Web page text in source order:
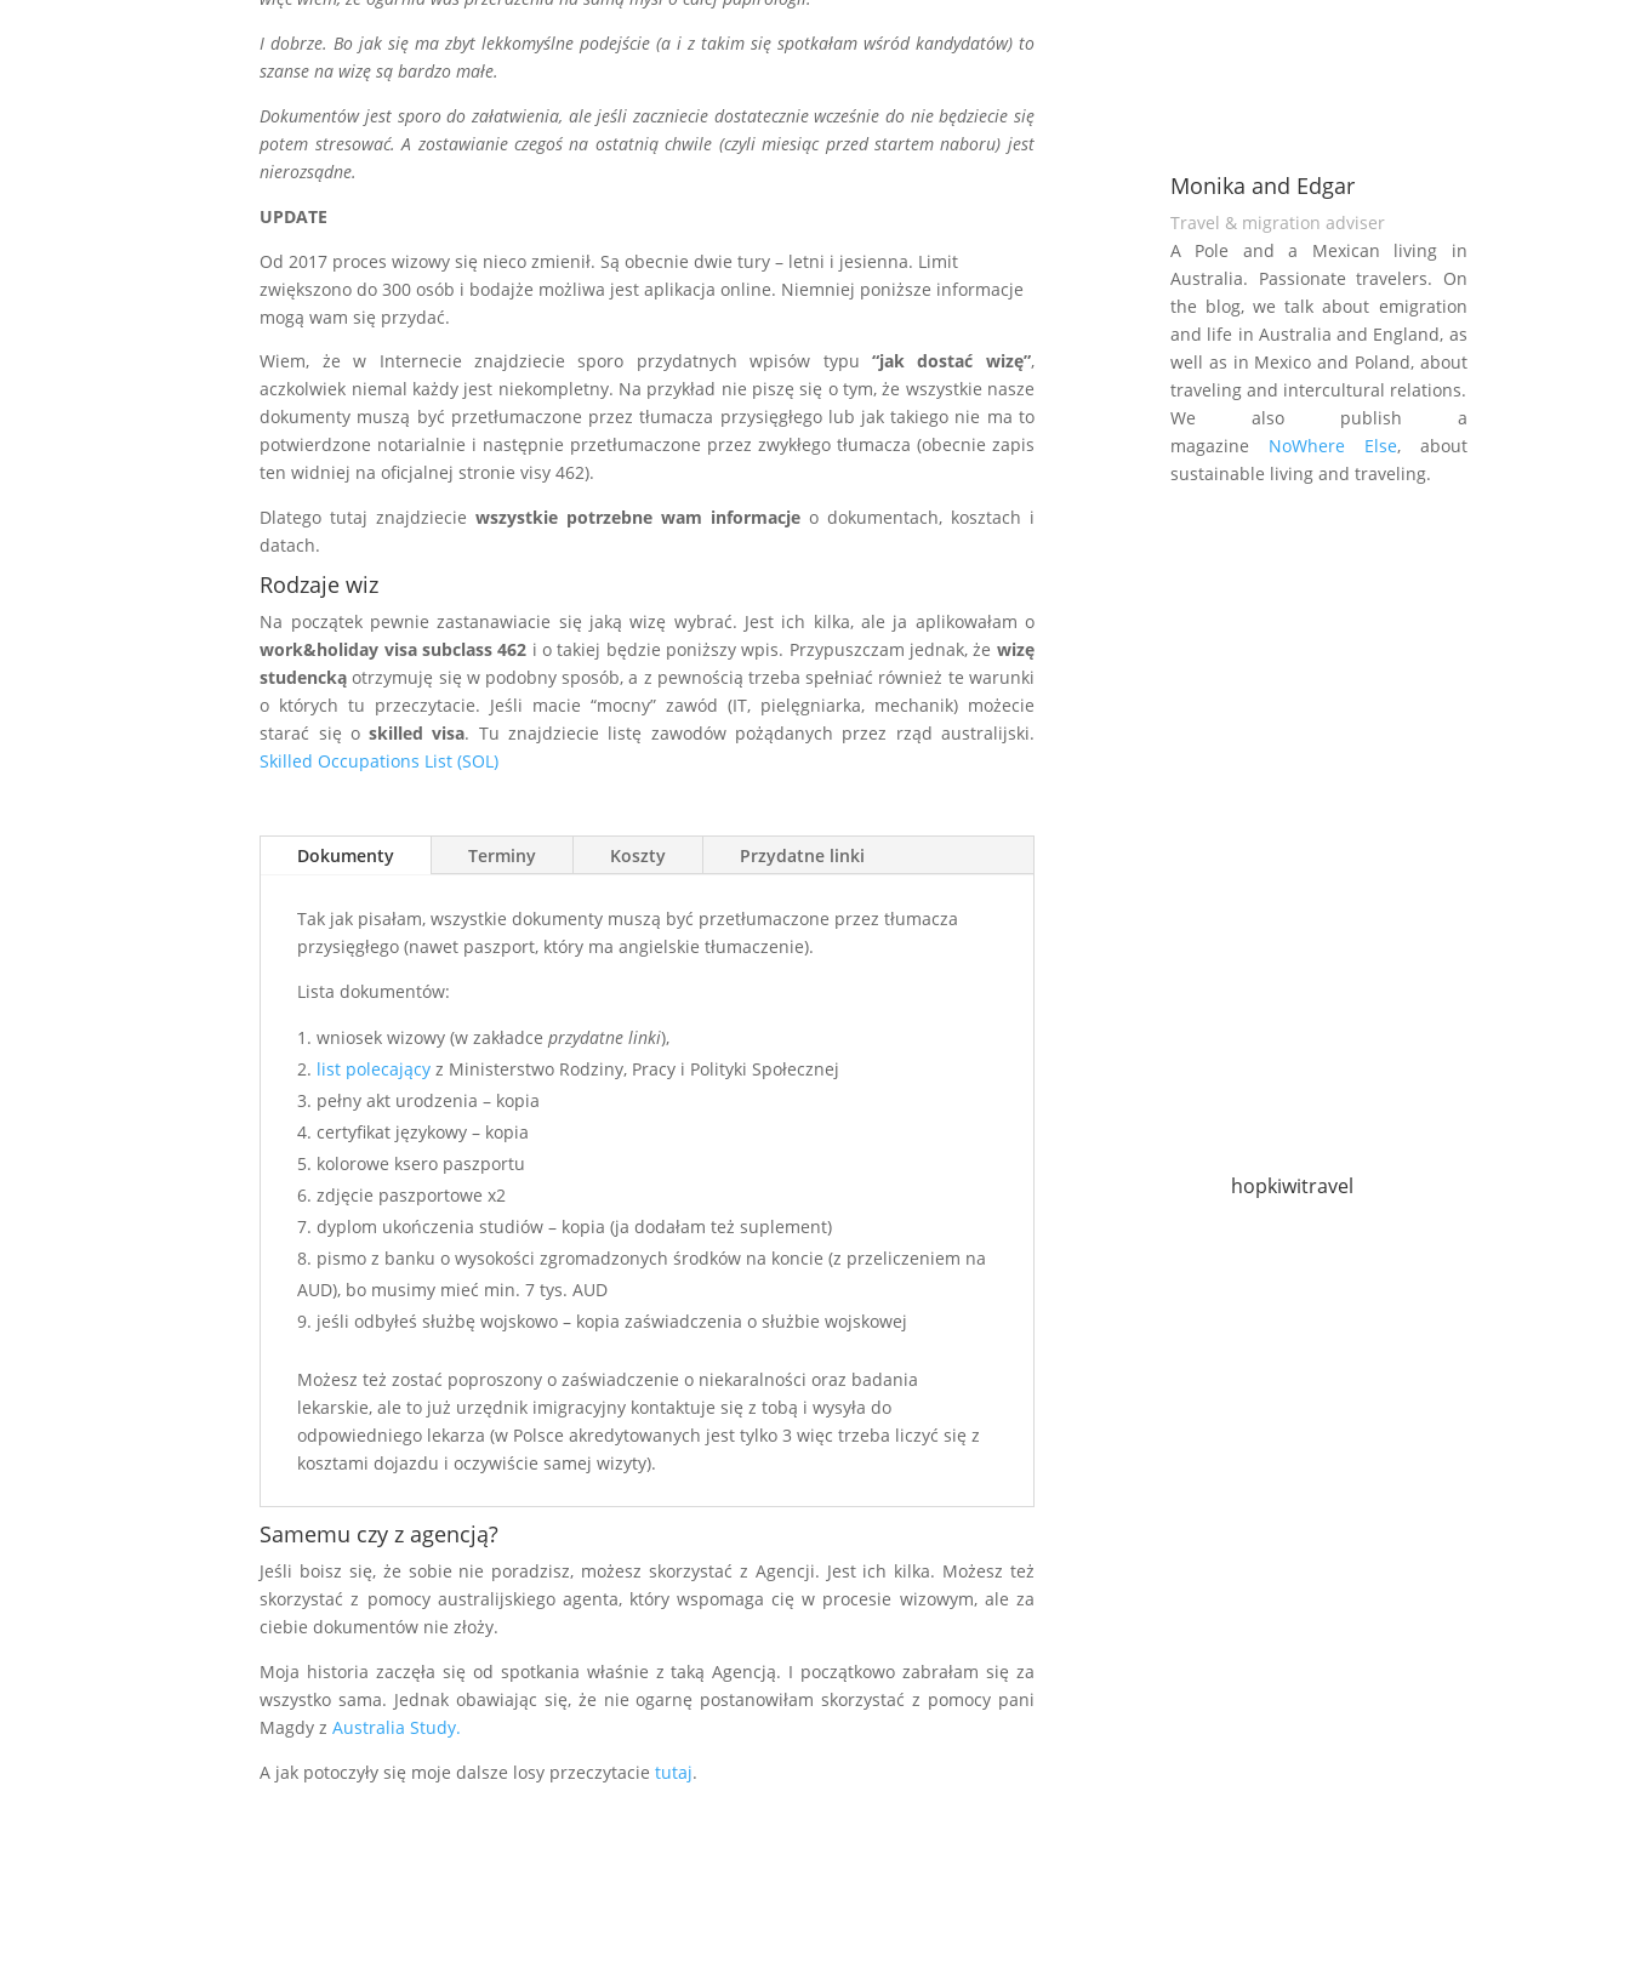
I dobrze. Bo jak się ma zbyt lekkomyślne podejście (a i z takim się spotkałam wśród kandydatów) to
szanse na wizę są bardzo małe.
Dokumentów jest sporo do załatwienia, ale jeśli zaczniecie dostatecznie wcześnie do nie będziecie się
potem stresować. A zostawianie czegoś na ostatnią chwile (czyli miesiąc przed startem naboru) jest
nierozsądne.
UPDATE
Od 2017 proces wizowy się nieco zmienił. Są obecnie dwie tury – letni i jesienna. Limit
zwiększono do 300 osób i bodajże możliwa jest aplikacja online. Niemniej poniższe informacje
mogą wam się przydać.
Wiem, że w Internecie znajdziecie sporo przydatnych wpisów typu“jak dostać wizę”,
aczkolwiek niemal każdy jest niekompletny. Na przykład nie piszę się o tym, że wszystkie nasze
dokumenty muszą być przetłumaczone przez tłumacza przysięgłego lub jak takiego nie ma to
potwierdzone notarialnie i następnie przetłumaczone przez zwykłego tłumacza (obecnie zapis
ten widniej na oficjalnej stronie visy 462).
Dlatego tutaj znajdzieciewszystkie potrzebne wam informacje o dokumentach, kosztach i
datach.
Rodzaje wiz
Na początek pewnie zastanawiacie się jaką wizę wybrać. Jest ich kilka, ale ja aplikowałam o
work&holiday visa subclass 462 i o takiej będzie poniższy wpis. Przypuszczam jednak, że wizę
studencką otrzymuję się w podobny sposób, a z pewnością trzeba spełniać również te warunki
o których tu przeczytacie. Jeśli macie “mocny” zawód (IT, pielęgniarka, mechanik) możecie
starać się oskilled visa. Tu znajdziecie listę zawodów pożądanych przez rząd australijski.
Skilled Occupations List (SOL)
Dokumenty Terminy Koszty Przydatne linki
Tak jak pisałam, wszystkie dokumenty muszą być przetłumaczone przez tłumacza
przysięgłego (nawet paszport, który ma angielskie tłumaczenie).
Lista dokumentów:
wniosek wizowy (w zakładceprzydatne linki),
list polecający z Ministerstwo Rodziny, Pracy i Polityki Społecznej
pełny akt urodzenia – kopia
certyfikat językowy – kopia
kolorowe ksero paszportu
zdjęcie paszportowe x2
dyplom ukończenia studiów – kopia (ja dodałam też suplement)
pismo z banku o wysokości zgromadzonych środków na koncie (z przeliczeniem na
AUD), bo musimy mieć min. 7 tys. AUD
jeśli odbyłeś służbę wojskowo – kopia zaświadczenia o służbie wojskowej
Możesz też zostać poproszony o zaświadczenie o niekaralności oraz badania
lekarskie, ale to już urzędnik imigracyjny kontaktuje się z tobą i wysyła do
odpowiedniego lekarza (w Polsce akredytowanych jest tylko 3 więc trzeba liczyć się z
kosztami dojazdu i oczywiście samej wizyty).
Samemu czy z agencją?
Jeśli boisz się, że sobie nie poradzisz, możesz skorzystać z Agencji. Jest ich kilka. Możesz też
skorzystać z pomocy australijskiego agenta, który wspomaga cię w procesie wizowym, ale za
ciebie dokumentów nie złoży.
Moja historia zaczęła się od spotkania właśnie z taką Agencją. I początkowo zabrałam się za
wszystko sama. Jednak obawiając się, że nie ogarnę postanowiłam skorzystać z pomocy pani
Magdy zAustralia Study.
A jak potoczyły się moje dalsze losy przeczytacietutaj.
Monika and Edgar
Travel & migration adviser
A Pole and a Mexican living in
Australia. Passionate travelers. On
the blog, we talk about emigration
and life in Australia and England, as
well as in Mexico and Poland, about
traveling and intercultural relations.
We also publish a
magazine NoWhere Else, about
sustainable living and traveling.
hopkiwitravel